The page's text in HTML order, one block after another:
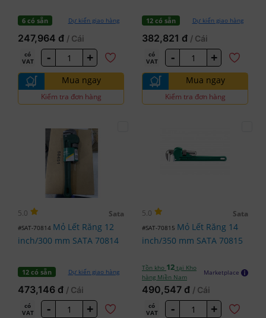
6 có sẵn Dự kiến giao hàng
247,964 đ / Cái
có
VAT
- +
Mua ngay
Kiểm tra đơn hàng
12 có sẵn Dự kiến giao hàng
382,821 đ / Cái
có
VAT
- +
Mua ngay
Kiểm tra đơn hàng
5.0 Sata
#SAT-70814 Mỏ Lết Răng 12
inch/300 mm SATA 70814
12 có sẵn Dự kiến giao hàng
473,146 đ / Cái
có
VAT
- +
5.0 Sata
#SAT-70815 Mỏ Lết Răng 14
inch/350 mm SATA 70815
Tồn kho 12 tại Kho
hàng Miền Nam
Marketplace
490,547 đ / Cái
có
VAT
- +